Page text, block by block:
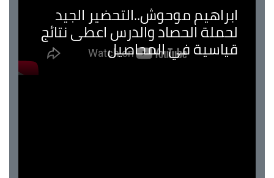
ابراهيم موحوش..التحضير الجيد
لحملة الحصاد والدرس اعطى نتائج
قياسية في المحاصيل